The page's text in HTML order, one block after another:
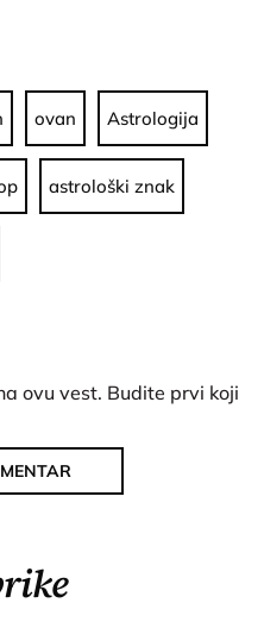
ovan Astrologija
astrološki znak
ovu vest. Budite prvi koji